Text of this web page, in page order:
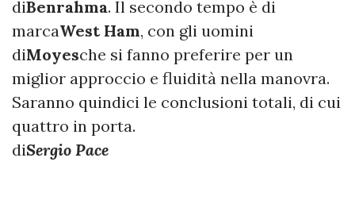
diBenrahma. Il secondo tempo è di
marcaWest Ham, con gli uomini
diMoyesche si fanno preferire per un
miglior approccio e fluidità nella manovra.
Saranno quindici le conclusioni totali, di cui
quattro in porta.
diSergio Pace